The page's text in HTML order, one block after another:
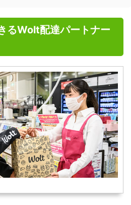
るWolt配達パートナー